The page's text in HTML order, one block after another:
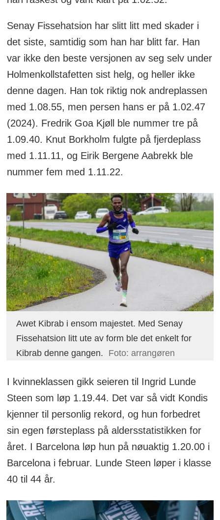
Senay Fissehatsion har slitt litt med skader i
det siste, samtidig som han har blitt far. Han
var ikke den beste versjonen av seg selv under
Holmenkollstafetten sist helg, og heller ikke
denne dagen. Han tok riktig nok andreplassen
med 1.08.55, men persen hans er på 1.02.47
(2024). Fredrik Goa Kjøll ble nummer tre på
1.09.40. Knut Borkholm fulgte på fjerdeplass
med 1.11.11, og Eirik Bergene Aabrekk ble
nummer fem med 1.11.22.
Awet Kibrab i ensom majestet. Med Senay
Fissehatsion litt ute av form ble det enkelt for
Kibrab denne gangen.
Foto: arrangøren
I kvinneklassen gikk seieren til Ingrid Lunde
Steen som løp 1.19.44. Det var så vidt Kondis
kjenner til personlig rekord, og hun forbedret
sin egen førsteplass på aldersstatistikken for
året. I Barcelona løp hun på nøuaktig 1.20.00 i
Barcelona i februar. Lunde Steen løper i klasse
40 til 44 år.